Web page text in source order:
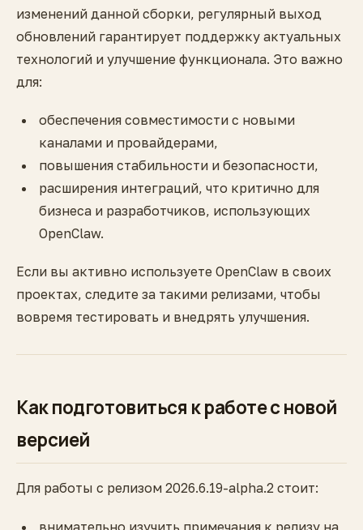
изменений данной сборки, регулярный выход
обновлений гарантирует поддержку актуальных
технологий и улучшение функционала. Это важно
для:
обеспечения совместимости с новыми
каналами и провайдерами,
повышения стабильности и безопасности,
расширения интеграций, что критично для
бизнеса и разработчиков, использующих
OpenClaw.
Если вы активно используете OpenClaw в своих
проектах, следите за такими релизами, чтобы
вовремя тестировать и внедрять улучшения.
Как подготовиться к работе с новой
версией
Для работы с релизом 2026.6.19-alpha.2 стоит:
внимательно изучить примечания к релизу на